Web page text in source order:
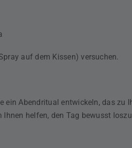
auf dem Kissen) versuchen.
Abendritual entwickeln, das zu
helfen, den Tag bewusst